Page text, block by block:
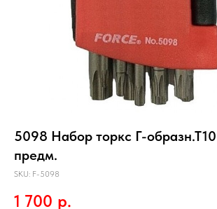
5098 Набор торкс Г-
предм.
SKU: F-5098
1 700 р.